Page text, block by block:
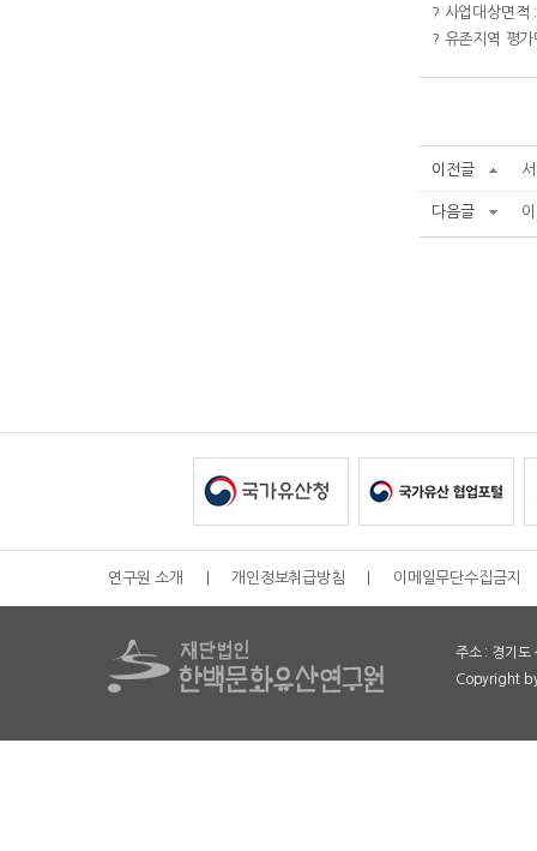
? 사업대상면
? 유존지역 평
이전글
다음글
연구원 소개 개인정보취급방침 이메일무단수집금지
주소 : 경기
Copyright